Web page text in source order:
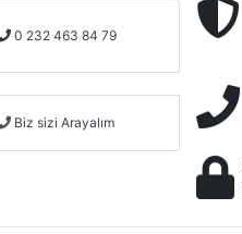
0 232 463 84 79
Biz sizi Arayalım